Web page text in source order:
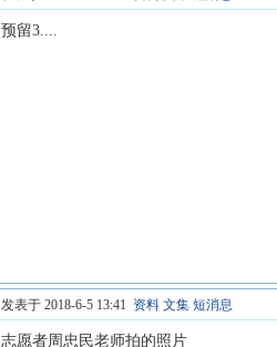
预留3....
发表于 2018-6-5 13:41 资料 文集 短消息
志愿者周忠民老师拍的照片